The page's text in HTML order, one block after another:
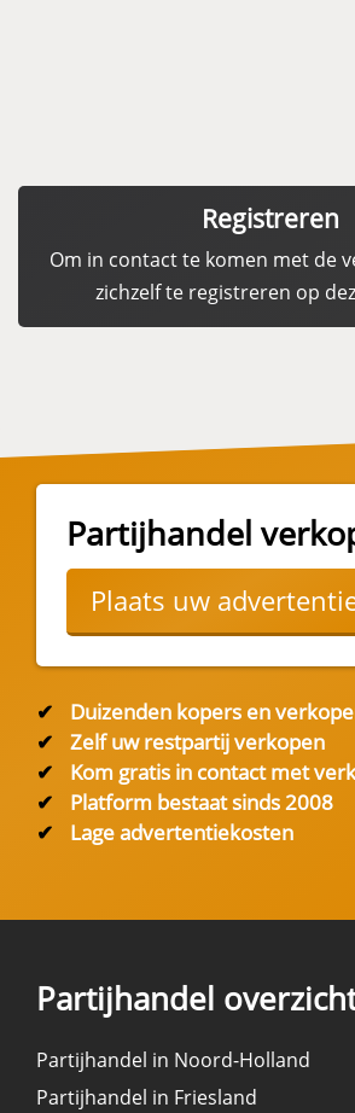
Registreren
Om in contact te komen met de
zichzelf te registreren op
Partijhandel
Plaats uw
✔
Duizenden kopers en
✔
Zelf uw restpartij verkopen
✔
Kom gratis in contact met
✔
Platform bestaat sinds 2008
✔
Lage advertentiekosten
Partijhandel
Partijhandel in Noord-Holland
Partijhandel in Friesland